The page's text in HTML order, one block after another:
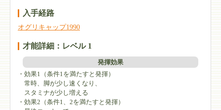
入手経路
オグリキャップ1990
才能詳細：レベル 1
発揮効果
・効果1（条件1を満たすと発揮）
常時、脚が少し速くなり、
スタミナが少し増える
・効果2（条件1、2を満たすと発揮）